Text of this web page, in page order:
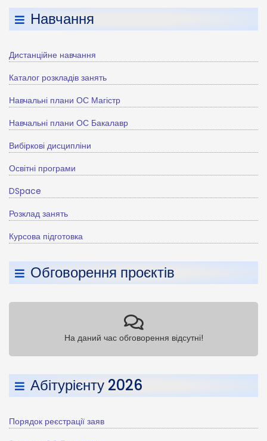
Навчання
Дистанційне навчання
Каталог розкладів занять
Навчальні плани ОС Магістр
Навчальні плани ОС Бакалавр
Вибіркові дисципліни
Освітні програми
DSpace
Розклад занять
Курсова підготовка
Обговорення проєктів
На даний час обговорення відсутні!
Абітурієнту 2026
Порядок реєстрації заяв